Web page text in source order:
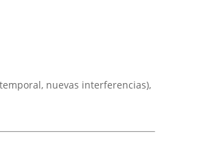
nuevas interferencias),